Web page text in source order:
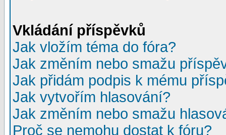
Vkládání příspěvků
Jak vložím téma do fóra?
Jak změním nebo smažu
Jak přidám podpis k mému
Jak vytvořím hlasování?
Jak změním nebo smažu
Proč se nemohu dostat k fóru?